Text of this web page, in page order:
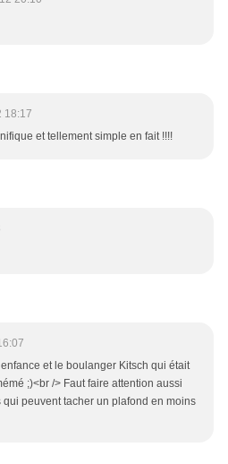
18:17
et tellement simple en fait !!!!
et le boulanger Kitsch qui était
;)<br /> Faut faire attention aussi
qui peuvent tacher un plafond en moins